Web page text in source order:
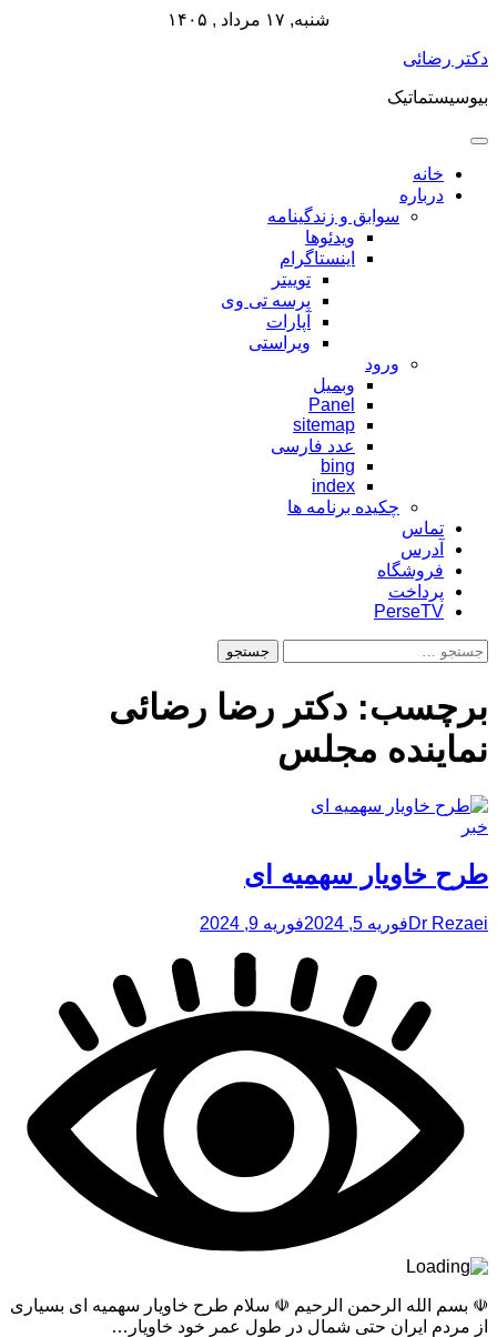
شنبه, ۱۷ مرداد , ۱۴۰۵
پرش
محتوا
دکتر رضائی
بیوسیستماتیک
خانه
درباره
سوابق و زندگینامه
ویدئوها
اینستاگرام
توییتر
پرسه تی وی
آپارات
ویراستی
ورود
وبمیل
Panel
sitemap
عدد فارسی
bing
index
چکیده برنامه ها
تماس
آدرس
فروشگاه
پرداخت
PerseTV
جستجو
برچسب: دکتر رضا رضائی
نماینده مجلس
خبر
طرح خاویار سهمیه ای
Dr Rezaeiفوریه 5, 2024 فوریه 9, 2024
☫ بسم الله الرحمن الرحیم ☫ سلام طرح خاویار سهمیه ای بسیاری
از مردم ایران حتی شمال در طول عمر خود خاویار…